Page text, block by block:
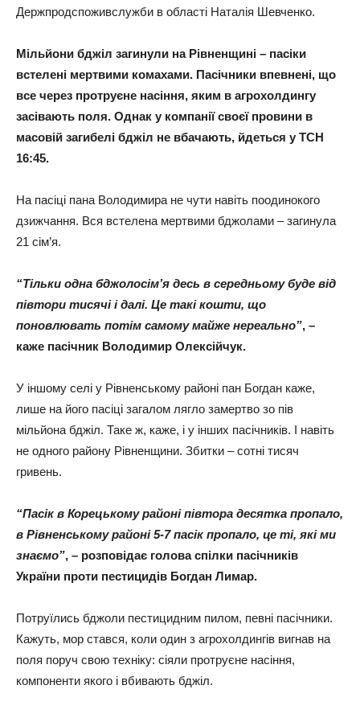
Держпродспоживслужби в області Наталія Шевченко.
Мільйони бджіл загинули на Рівненщині – пасіки
встелені мертвими комахами. Пасічники впевнені, що
все через протруєне насіння, яким в агрохолдингу
засівають поля. Однак у компанії своєї провини в
масовій загибелі бджіл не вбачають, йдеться у ТСН
16:45.
На пасіці пана Володимира не чути навіть поодинокого
дзижчання. Вся встелена мертвими бджолами – загинула
21 сім’я.
“Тільки одна бджолосім’я десь в середньому буде від
півтори тисячі і далі. Це такі кошти, що
поновлювать потім самому майже нереально”, –
каже пасічник Володимир Олексійчук.
У іншому селі у Рівненському районі пан Богдан каже,
лише на його пасіці загалом лягло замертво зо пів
мільйона бджіл. Таке ж, каже, і у інших пасічників. І навіть
не одного району Рівненщини. Збитки – сотні тисяч
гривень.
“Пасік в Корецькому районі півтора десятка пропало,
в Рівненському районі 5-7 пасік пропало, це ті, які ми
знаємо”, – розповідає голова спілки пасічників
України проти пестицидів Богдан Лимар.
Потруїлись бджоли пестицидним пилом, певні пасічники.
Кажуть, мор стався, коли один з агрохолдингів вигнав на
поля поруч свою техніку: сіяли протруєне насіння,
компоненти якого і вбивають бджіл.